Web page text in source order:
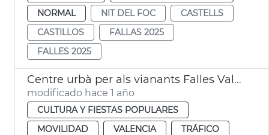
NORMAL
NIT DEL FOC
CASTELLS
CASTILLOS
FALLAS 2025
FALLES 2025
Centre urbà per als vianants Falles València 2025
modificado hace 1 año
CULTURA Y FIESTAS POPULARES
MOVILIDAD
VALENCIA
TRÁFICO